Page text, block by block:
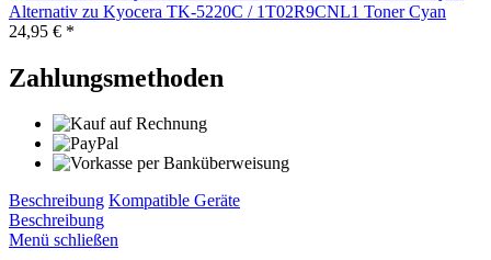
Alternativ zu Kyocera TK-5220C / 1T02R9CNL1 Toner Cyan
24,95 € *
Zahlungsmethoden
Beschreibung Kompatible Geräte
Beschreibung
Menü schließen